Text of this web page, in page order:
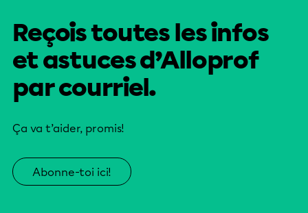
Reçois toutes les infos
et astuces d’Alloprof
par courriel.
Ça va t’aider, promis!
Abonne-toi ici!